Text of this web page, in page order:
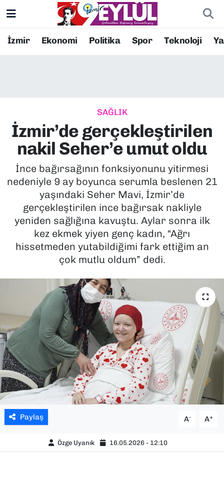
İzmir Ekonomi Politika Spor Teknoloji
SAĞLIK
İzmir’de gerçekleştirilen
nakil Seher’e umut oldu
İnce bağırsağının fonksiyonunu yitirmesi
nedeniyle 9 ay boyunca serumla beslenen 21
yaşındaki Seher Mavi, İzmir’de
gerçekleştirilen ince bağırsak nakliyle
yeniden sağlığına kavuştu. Aylar sonra ilk
kez ekmek yiyen genç kadın, “Ağrı
hissetmeden yutabildiğimi fark ettiğim an
çok mutlu oldum” dedi.
Paylaş A- A+
Özge Uyanık 16.05.2026 - 12:10
Resmi İlanlar
EKONOMİ
KÜLTÜR SANAT
MAGAZİN
POLİTİKA
SAĞLIK
TEKNOLOJİ
YAŞAM
YEREL YÖNETİMLER
Konak Nöbetçi Eczaneler
Süper Lig Puan Durumu ve Fikstür
Tüm Manşetler
Son Dakika Haberleri
Haber Arşivi